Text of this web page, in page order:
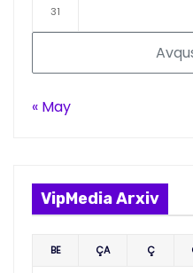
31
« May
VipMedia Arxiv
BE ÇA Ç